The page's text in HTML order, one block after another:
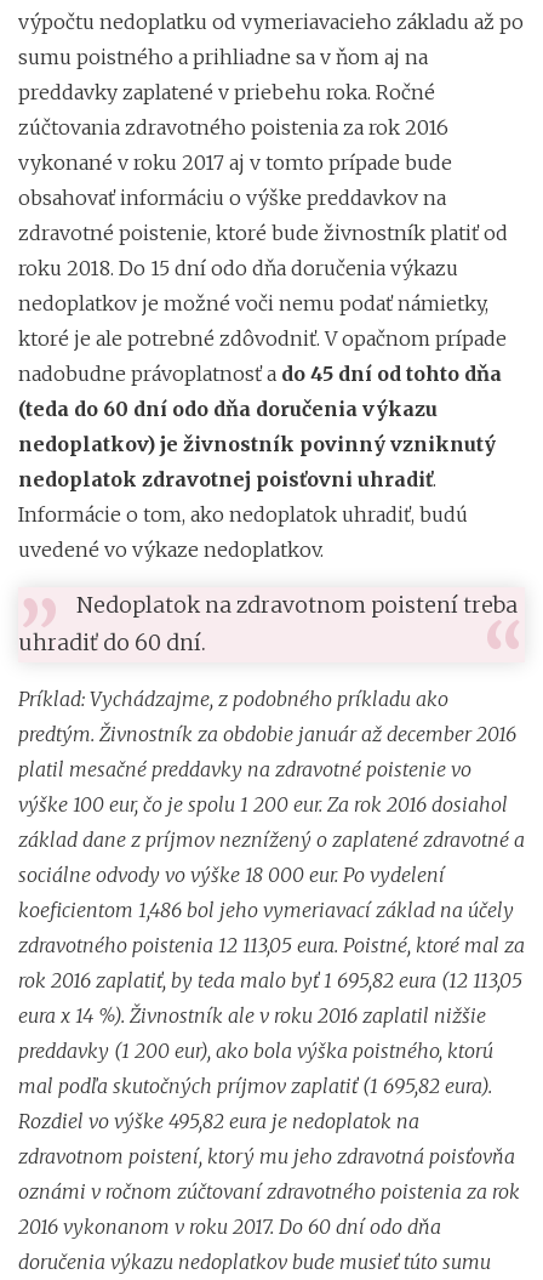
výpočtu nedoplatku od vymeriavacieho základu až po
sumu poistného a prihliadne sa v ňom aj na
preddavky zaplatené v priebehu roka. Ročné
zúčtovania zdravotného poistenia za rok 2016
vykonané v roku 2017 aj v tomto prípade bude
obsahovať informáciu o výške preddavkov na
zdravotné poistenie, ktoré bude živnostník platiť od
roku 2018. Do 15 dní odo dňa doručenia výkazu
nedoplatkov je možné voči nemu podať námietky,
ktoré je ale potrebné zdôvodniť. V opačnom prípade
nadobudne právoplatnosť a do 45 dní od tohto dňa
(teda do 60 dní odo dňa doručenia výkazu
nedoplatkov) je živnostník povinný vzniknutý
nedoplatok zdravotnej poisťovni uhradiť.
Informácie o tom, ako nedoplatok uhradiť, budú
uvedené vo výkaze nedoplatkov.
Nedoplatok na zdravotnom poistení treba
uhradiť do 60 dní.
Príklad: Vychádzajme, z podobného príkladu ako
predtým. Živnostník za obdobie január až december 2016
platil mesačné preddavky na zdravotné poistenie vo
výške 100 eur, čo je spolu 1 200 eur. Za rok 2016 dosiahol
základ dane z príjmov neznížený o zaplatené zdravotné a
sociálne odvody vo výške 18 000 eur. Po vydelení
koeficientom 1,486 bol jeho vymeriavací základ na účely
zdravotného poistenia 12 113,05 eura. Poistné, ktoré mal za
rok 2016 zaplatiť, by teda malo byť 1 695,82 eura (12 113,05
eura x 14 %). Živnostník ale v roku 2016 zaplatil nižšie
preddavky (1 200 eur), ako bola výška poistného, ktorú
mal podľa skutočných príjmov zaplatiť (1 695,82 eura).
Rozdiel vo výške 495,82 eura je nedoplatok na
zdravotnom poistení, ktorý mu jeho zdravotná poisťovňa
oznámi v ročnom zúčtovaní zdravotného poistenia za rok
2016 vykonanom v roku 2017. Do 60 dní odo dňa
doručenia výkazu nedoplatkov bude musieť túto sumu